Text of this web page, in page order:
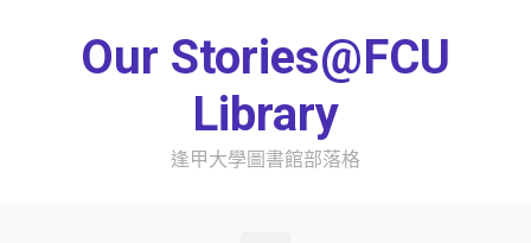
Our Stories@FCU
Library
逢甲大學圖書館部落格